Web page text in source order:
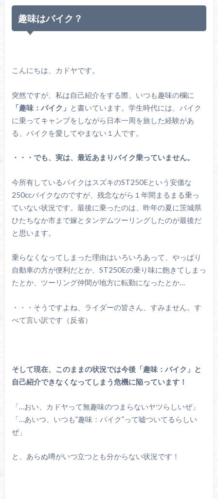
趣味はバイク？
こんにちは、カドヤです。
突然ですが、私は自己紹介をする際、いつも趣味の欄に
「趣味：バイク」
と書いています。学生時代には、バイク
に乗ってキャンプをしながら日本一周を旅した経験があ
る、バイクを愛してやまない１人です。
・・・でも、実は、最近あまりバイク乗っていません。
今所有しているバイクはスズキのST250Eという安価な
250ccバイクなのですが、残念ながら１年間まるまる乗っ
ていない状況です。最後に乗ったのは、昨年の夏に茨城県
ひたちなか市まで嫁とタンデムツーリングしたのが最後だ
と思います。
乗らなくなってしまった理由はいろいろあって、やっぱり
自動車の方が便利だとか、ST250Eの乗り味に飽きてしまっ
たとか、ツーリング仲間が地方に転勤になったとか…
・・・そうですよね、ライダーの皆さん、すみません。す
べて言い訳です（反省）
そして現在、このままの状況では今後「趣味：バイク」と
自己紹介できなくなってしまう危機に陥っています！
「…おい、カドヤって無趣味のつまらないヤツらしいぜ」
「…あいつ、いつも”趣味：バイク”って嘘ついてるらしい
ぜ」
と、あらぬ噂がいつ立つとも分からない状況です！